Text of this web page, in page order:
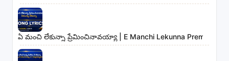
ఏ మంచి లేకున్నా ప్రేమించినావయ్యా | E Manchi Lekunna